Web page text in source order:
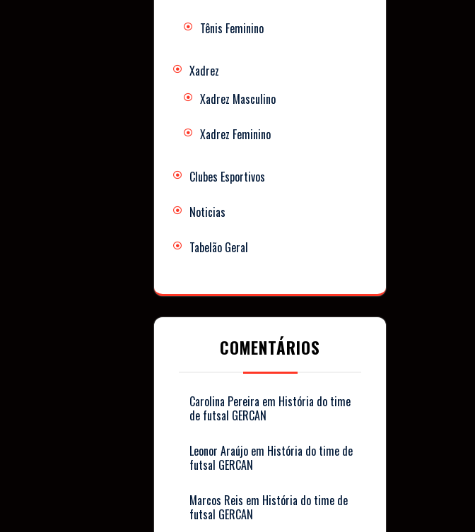
Tênis Feminino
Xadrez
Xadrez Masculino
Xadrez Feminino
Clubes Esportivos
Noticias
Tabelão Geral
COMENTÁRIOS
Carolina Pereira em História do time
de futsal GERCAN
Leonor Araújo em História do time de
futsal GERCAN
Marcos Reis em História do time de
futsal GERCAN